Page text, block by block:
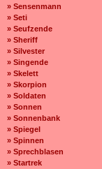
» Sensenmann
» Seti
» Seufzende
» Sheriff
» Silvester
» Singende
» Skelett
» Skorpion
» Soldaten
» Sonnen
» Sonnenbank
» Spiegel
» Spinnen
» Sprechblasen
» Startrek